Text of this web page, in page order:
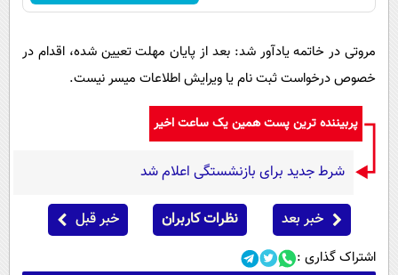
مروتی در خاتمه یادآور شد: بعد از پایان مهلت تعیین شده، اقدام در
خصوص درخواست ثبت نام یا ویرایش اطلاعات میسر نیست.
پربیننده ترین پست همین یک ساعت اخیر
شرط جدید برای بازنشستگی اعلام شد
خبر بعد نظرات کاربران خبر قبل
اشتراک گذاری :